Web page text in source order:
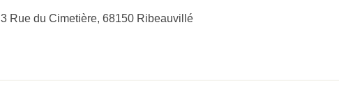
3 Rue du Cimetière, 68150 Ribeauvillé